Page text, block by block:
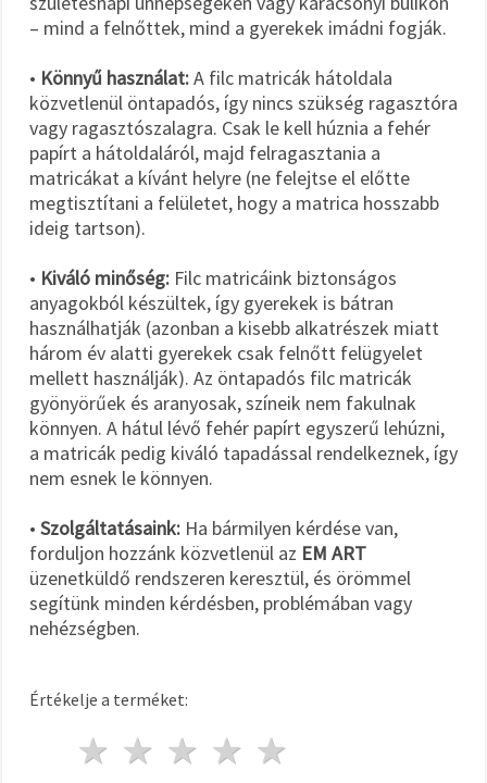
– mind a felnőttek, mind a gyerekek imádni fogják.
• Könnyű használat:A filc matricák hátoldala
közvetlenül öntapadós, így nincs szükség ragasztóra
vagy ragasztószalagra. Csak le kell húznia a fehér
papírt a hátoldaláról, majd felragasztania a
matricákat a kívánt helyre (ne felejtse el előtte
megtisztítani a felületet, hogy a matrica hosszabb
ideig tartson).
• Kiváló minőség: Filc matricáink biztonságos
anyagokból készültek, így gyerekek is bátran
használhatják (azonban a kisebb alkatrészek miatt
három év alatti gyerekek csak felnőtt felügyelet
mellett használják). Az öntapadós filc matricák
gyönyörűek és aranyosak, színeik nem fakulnak
könnyen. A hátul lévő fehér papírt egyszerű lehúzni,
a matricák pedig kiváló tapadással rendelkeznek, így
nem esnek le könnyen.
• Szolgáltatásaink: Ha bármilyen kérdése van,
forduljon hozzánk közvetlenül az EM ART
üzenetküldő rendszeren keresztül, és örömmel
segítünk minden kérdésben, problémában vagy
nehézségben.
Értékelje a terméket:
4 csillagok
3 csillagok
2 csillagok
1 csillag